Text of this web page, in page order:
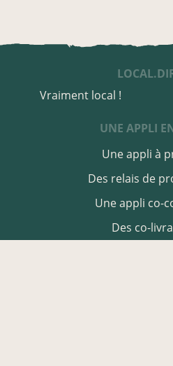
Vraiment local !
UNE APPLI
Une appli à
Des relais de
Des co-
Une appli co-